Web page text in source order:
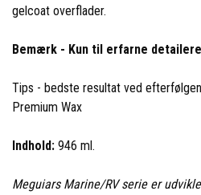
gelcoat overflader.
Bemærk - Kun til erfarne
Tips - bedste resultat ved
Premium Wax
Indhold: 946 ml.
Meguiars Marine/RV serie er